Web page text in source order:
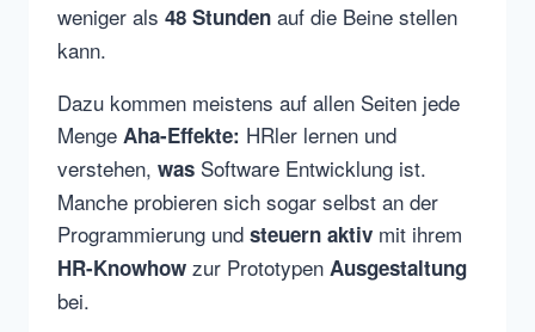
weniger als 48 Stunden auf die Beine stellen
kann.
Dazu kommen meistens auf allen Seiten jede
Menge Aha-Effekte: HRler lernen und
verstehen, was Software Entwicklung ist.
Manche probieren sich sogar selbst an der
Programmierung und steuern aktiv mit ihrem
HR-Knowhow zur Prototypen Ausgestaltung
bei.